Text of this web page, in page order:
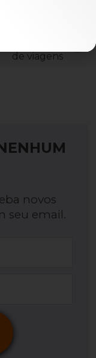
de viagens
novos
seu email.